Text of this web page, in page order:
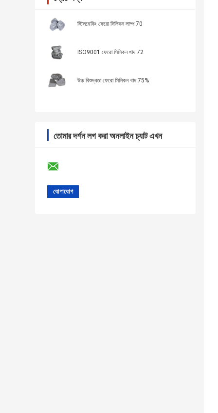
স্টিলমেকিং ফেরো সিলিকন লাম্প 70
ISO9001 ফেরো সিলিকন খাদ 72
উচ্চ বিশুদ্ধতা ফেরো সিলিকন খাদ 75%
তোমার দর্শন লগ করা অনলাইন চ্যাট এখন